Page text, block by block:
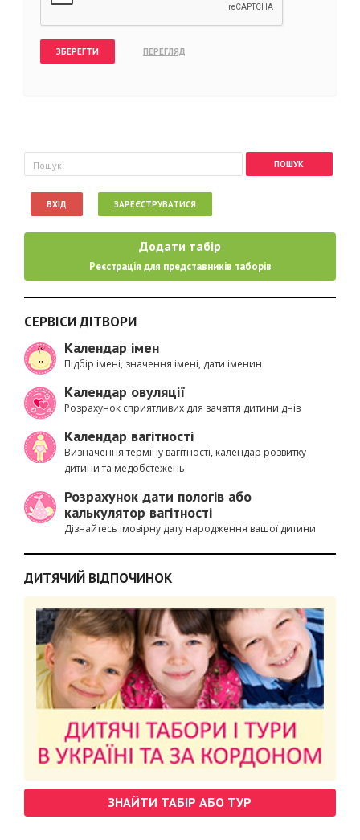
Пошукова форма
Пошук
ВХІД ЗАРЕЄСТРУВАТИСЯ
Додати табір
Реєстрація для представників таборів
СЕРВІСИ ДІТВОРИ
Календар імен
Підбір імені, значення імені, дати іменин
Календар овуляції
Розрахунок сприятливих для зачаття дитини днів
Календар вагітності
Визначення терміну вагітності, календар розвитку
дитини та медобстежень
Розрахунок дати пологів або
калькулятор вагітності
Дізнайтесь імовірну дату народження вашої дитини
ДИТЯЧИЙ ВІДПОЧИНОК
ЗНАЙТИ ТАБІР АБО ТУР